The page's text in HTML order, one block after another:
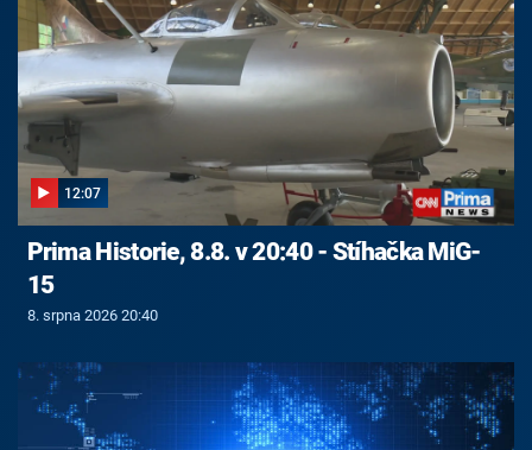
12:07
Prima Historie, 8.8. v 20:40 - Stíhačka MiG-
15
8. srpna 2026 20:40